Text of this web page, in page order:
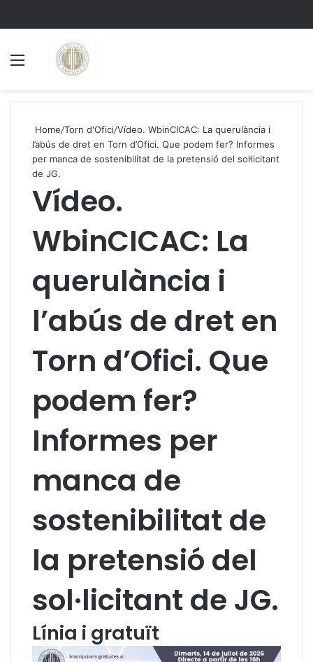
Home/Torn d'Ofici/Vídeo. WbinCICAC: La querulància i
l’abús de dret en Torn d’Ofici. Que podem fer? Informes
per manca de sostenibilitat de la pretensió del sol·licitant
de JG.
Vídeo.
WbinCICAC: La
querulància i
l’abús de dret en
Torn d’Ofici. Que
podem fer?
Informes per
manca de
sostenibilitat de
la pretensió del
sol·licitant de JG.
Línia i gratuït